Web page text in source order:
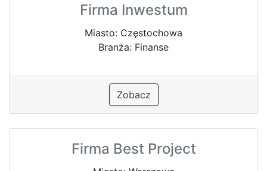
Firma Inwestum
Miasto: Częstochowa
Branża: Finanse
Zobacz
Firma Best Project